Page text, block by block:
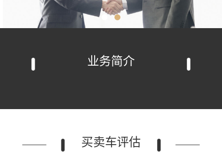
业务简介
买卖车评估